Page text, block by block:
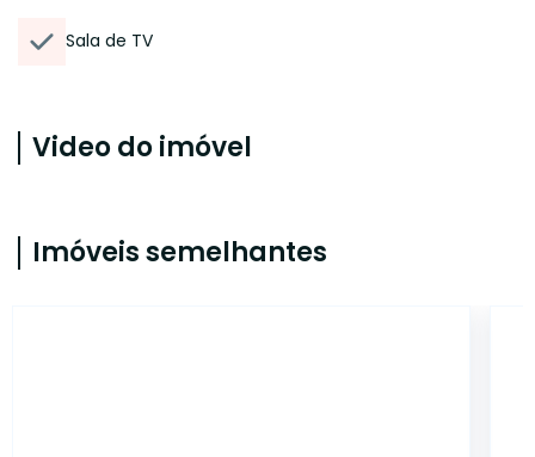
Sala de TV
Video do imóvel
Imóveis semelhantes